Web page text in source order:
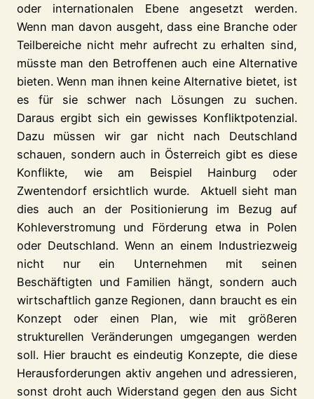
oder internationalen Ebene angesetzt werden.
Wenn man davon ausgeht, dass eine Branche oder
Teilbereiche nicht mehr aufrecht zu erhalten sind,
müsste man den Betroffenen auch eine Alternative
bieten. Wenn man ihnen keine Alternative bietet, ist
es für sie schwer nach Lösungen zu suchen.
Daraus ergibt sich ein gewisses Konfliktpotenzial.
Dazu müssen wir gar nicht nach Deutschland
schauen, sondern auch in Österreich gibt es diese
Konflikte, wie am Beispiel Hainburg oder
Zwentendorf ersichtlich wurde. Aktuell sieht man
dies auch an der Positionierung im Bezug auf
Kohleverstromung und Förderung etwa in Polen
oder Deutschland. Wenn an einem Industriezweig
nicht nur ein Unternehmen mit seinen
Beschäftigten und Familien hängt, sondern auch
wirtschaftlich ganze Regionen, dann braucht es ein
Konzept oder einen Plan, wie mit größeren
strukturellen Veränderungen umgegangen werden
soll. Hier braucht es eindeutig Konzepte, die diese
Herausforderungen aktiv angehen und adressieren,
sonst droht auch Widerstand gegen den aus Sicht